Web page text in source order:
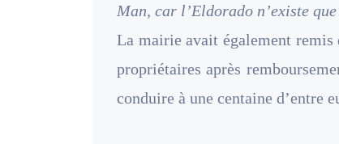
Man, car l’Eldorado n’existe
La mairie avait également remis
propriétaires après
conduire à une centaine d’entre